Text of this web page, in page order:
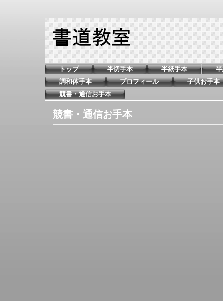
トップ 半切手本 半紙手本
調和体手本
プロフィール
子供お手本
競書・通信お手本
競書・通信お手本